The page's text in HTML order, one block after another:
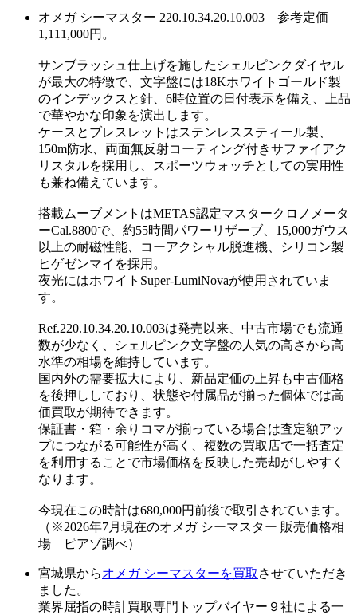
オメガ シーマスター 220.10.34.20.10.003 参考定価
1,111,000円。
サンブラッシュ仕上げを施したシェルピンクダイヤル
が最大の特徴で、文字盤には18Kホワイトゴールド製
のインデックスと針、6時位置の日付表示を備え、上品
で華やかな印象を演出します。
ケースとブレスレットはステンレススティール製、
150m防水、両面無反射コーティング付きサファイアク
リスタルを採用し、スポーツウォッチとしての実用性
も兼ね備えています。
搭載ムーブメントはMETAS認定マスタークロノメータ
ーCal.8800で、約55時間パワーリザーブ、15,000ガウス
以上の耐磁性能、コーアクシャル脱進機、シリコン製
ヒゲゼンマイを採用。
夜光にはホワイトSuper-LumiNovaが使用されていま
す。
Ref.220.10.34.20.10.003は発売以来、中古市場でも流通
数が少なく、シェルピンク文字盤の人気の高さから高
水準の相場を維持しています。
国内外の需要拡大により、新品定価の上昇も中古価格
を後押ししており、状態や付属品が揃った個体では高
価買取が期待できます。
保証書・箱・余りコマが揃っている場合は査定額アッ
プにつながる可能性が高く、複数の買取店で一括査定
を利用することで市場価格を反映した売却がしやすく
なります。
今現在この時計は680,000円前後で取引されています。
（※2026年7月現在のオメガ シーマスター 販売価格相
場 ピアゾ調べ）
宮城県からオメガ シーマスターを買取 させていただき
ました。
業界屈指の時計買取専門トップバイヤー９社による一